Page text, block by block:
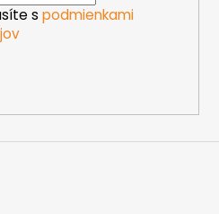
s podmienkami